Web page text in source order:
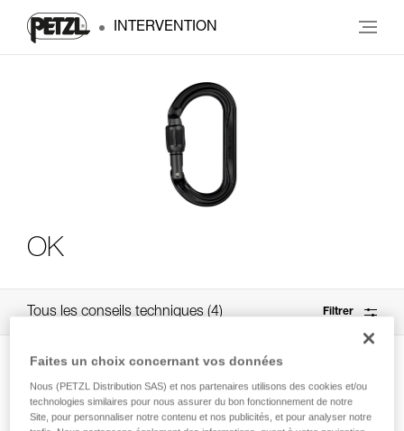
INTERVENTION
OK
Tous les conseils techniques 4 Filtrer
Faites un choix concernant vos données
Nous (PETZL Distribution SAS) et nos partenaires utilisons des cookies et/ou
technologies similaires pour nous assurer du bon fonctionnement de notre
Site, pour personnaliser notre contenu et nos publicités, et pour analyser notre